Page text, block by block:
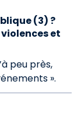
(3) ?
et
peu près,
».